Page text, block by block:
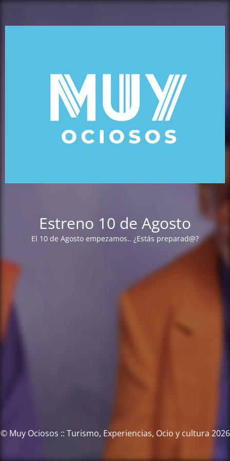
Estreno 10 de Agosto
El 10 de Agosto empezamos.. ¿Estás preparad@?
© Muy Ociosos :: Turismo, Experiencias, Ocio y cultura 2026